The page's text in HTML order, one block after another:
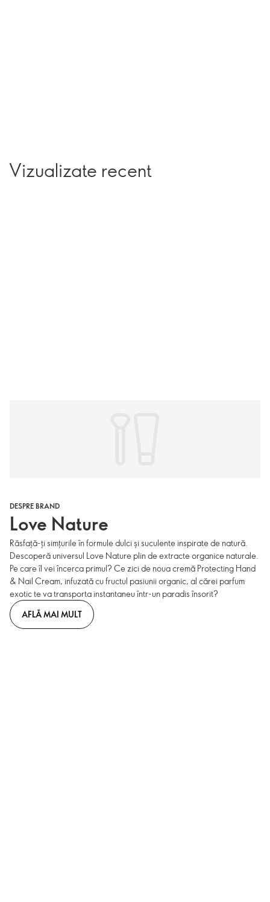
Vizualizate recent
DESPRE BRAND
Love Nature
Răsfață-ți simțurile în formule dulci și suculente inspirate de natură.
Descoperă universul Love Nature plin de extracte organice naturale.
Pe care îl vei încerca primul? Ce zici de noua cremă Protecting Hand
& Nail Cream, infuzată cu fructul pasiunii organic, al cărei parfum
exotic te va transporta instantaneu într-un paradis însorit?
AFLĂ MAI MULT